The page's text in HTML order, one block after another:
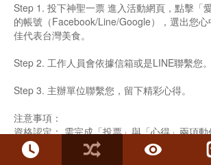
Step 1. 投下神聖一票 進入活動網頁，點擊「
的帳號（Facebook/Line/Google），選出您
佳代表台灣美食。
Step 2. 工作人員會依據信箱或是LINE聯繫您。
Step 3. 主辦單位聯繫您，留下精彩心得。
注意事項：
資格認定： 需完成「投票」與「心得」兩項
格。